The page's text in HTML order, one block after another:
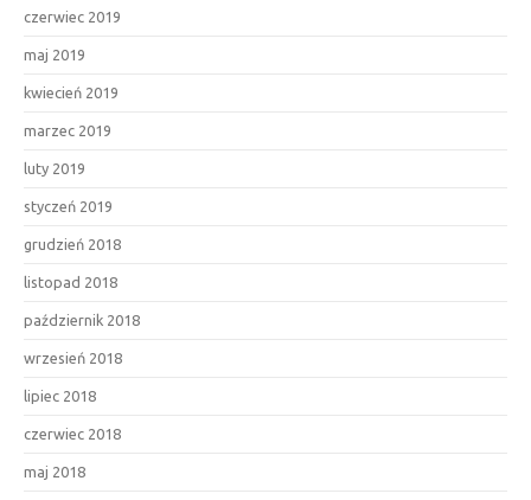
czerwiec 2019
maj 2019
kwiecień 2019
marzec 2019
luty 2019
styczeń 2019
grudzień 2018
listopad 2018
październik 2018
wrzesień 2018
lipiec 2018
czerwiec 2018
maj 2018